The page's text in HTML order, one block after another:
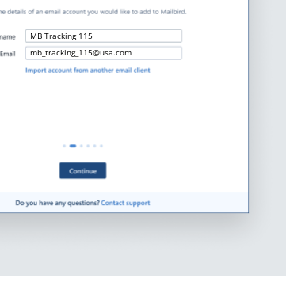
MB Tracking 115
mb_tracking_115@usa.com